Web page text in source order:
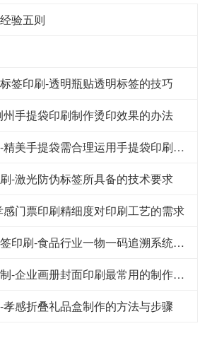
验五则
签印刷-透明瓶贴透明标签的技巧
手提袋印刷制作烫印效果的办法
荆州手提袋定制-精美手提袋需合理运用手提袋印刷技巧
-激光防伪标签所具备的技术要求
门票印刷精细度对印刷工艺的需求
孝感防伪溯源标签印刷-食品行业一物一码追溯系统解决方案
孝感公司画册定制-企业画册封面印刷最常用的制作工艺
感折叠礼品盒制作的方法与步骤